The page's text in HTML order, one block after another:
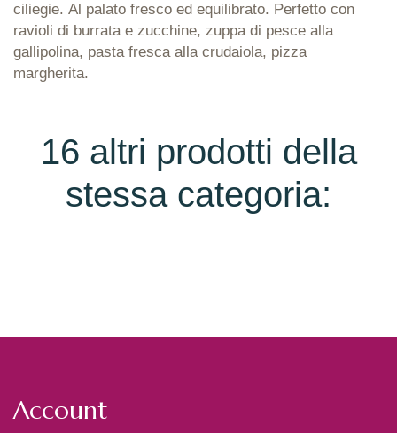
ciliegie. Al palato fresco ed equilibrato. Perfetto con
ravioli di burrata e zucchine, zuppa di pesce alla
gallipolina, pasta fresca alla crudaiola, pizza
margherita.
16 altri prodotti della
stessa categoria:
Account